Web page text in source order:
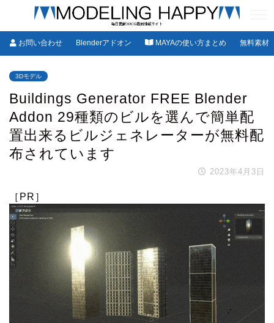
お問い合わせ Blenderアドオン MAYAの使い方まとめ 無料素材
3Dモデル
Buildings Generator FREE Blender
Addon 29種類のビルを選んで簡単配
置出来るビルジェネレーターが無料配
布されています
2023年4月3日
［PR］